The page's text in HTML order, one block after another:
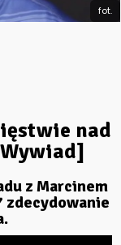
fot.
nad
z Marcinem
zdecydowanie